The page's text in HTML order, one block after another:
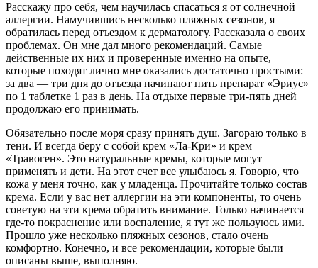
Расскажу про себя, чем научилась спасаться я от солнечной
аллергии. Намучившись несколько пляжных сезонов, я
обратилась перед отъездом к дерматологу. Рассказала о своих
проблемах. Он мне дал много рекомендаций. Самые
действенные их них и проверенные именно на опыте,
которые походят лично мне оказались достаточно простыми:
за два — три дня до отъезда начинают пить препарат «Эриус»
по 1 таблетке 1 раз в день. На отдыхе первые три-пять дней
продолжаю его принимать.
Обязательно после моря сразу принять душ. Загораю только в
тени. И всегда беру с собой крем «Ла-Кри» и крем
«Травоген». Это натуральные кремы, которые могут
применять и дети. На этот счет все улыбаюсь я. Говорю, что
кожа у меня точно, как у младенца. Прочитайте только состав
крема. Если у вас нет аллергии на эти компоненты, то очень
советую на эти крема обратить внимание. Только начинается
где-то покраснение или воспаление, я тут же пользуюсь ими.
Прошло уже несколько пляжных сезонов, стало очень
комфортно. Конечно, и все рекомендации, которые были
описаны выше, выполняю.